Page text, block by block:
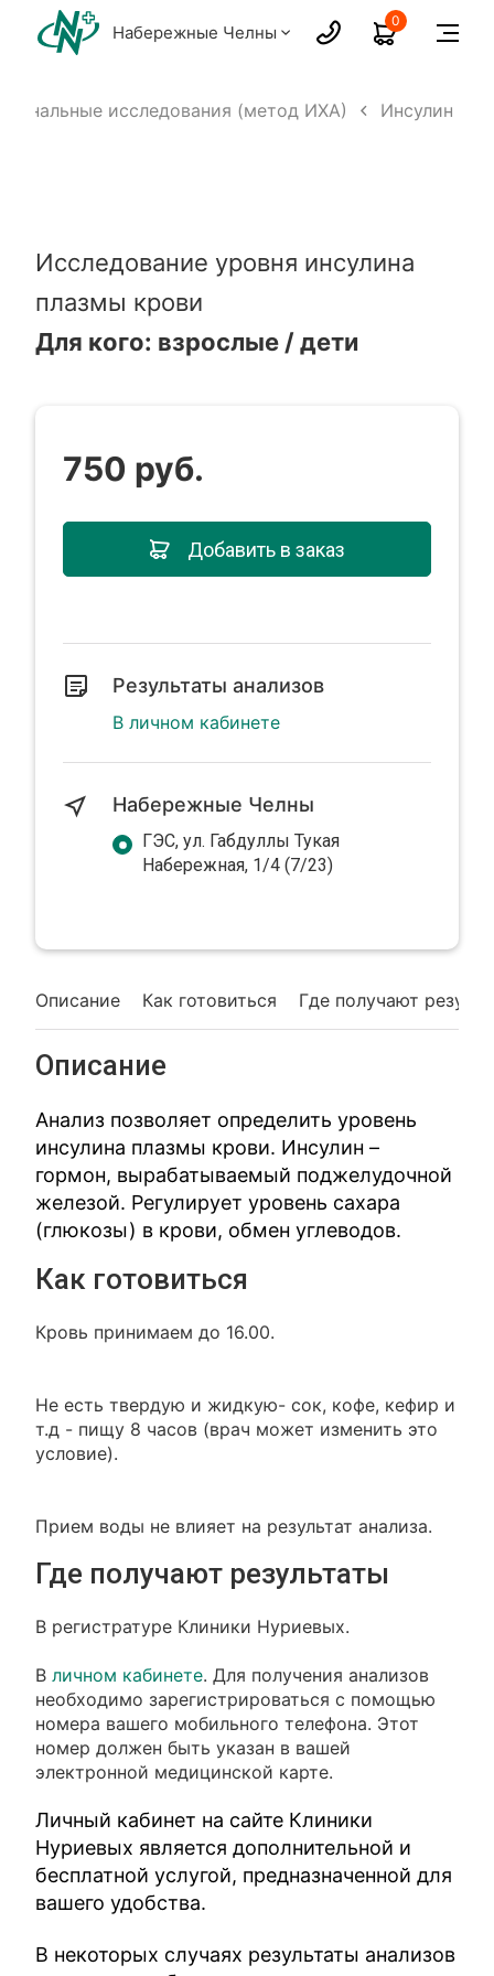
Набережные Челны
0
исследования (метод ИХА) Инсулин
Исследование уровня инсулина
плазмы крови
Для кого: взрослые / дети
Описание Как готовиться Где получают
Описание
Анализ позволяет определить уровень
инсулина плазмы крови. Инсулин –
гормон, вырабатываемый поджелудочной
железой. Регулирует уровень сахара
(глюкозы) в крови, обмен углеводов.
Как готовиться
Кровь принимаем до 16.00.
Не есть твердую и жидкую- сок, кофе, кефир и
т.д - пищу 8 часов (врач может изменить это
условие).
Прием воды не влияет на результат анализа.
Где получают результаты
В регистратуре Клиники Нуриевых.
Вличном кабинете. Для получения анализов
необходимо зарегистрироваться с помощью
номера вашего мобильного телефона. Этот
номер должен быть указан в вашей
электронной медицинской карте.
Личный кабинет на сайте Клиники
Нуриевых является дополнительной и
бесплатной услугой, предназначенной для
вашего удобства.
В некоторых случаях результаты анализов
750 руб.
Добавить в заказ
Результаты анализов
В личном кабинете
Набережные Челны
ГЭС, ул. Габдуллы Тукая
Набережная, 1/4 (7/23)